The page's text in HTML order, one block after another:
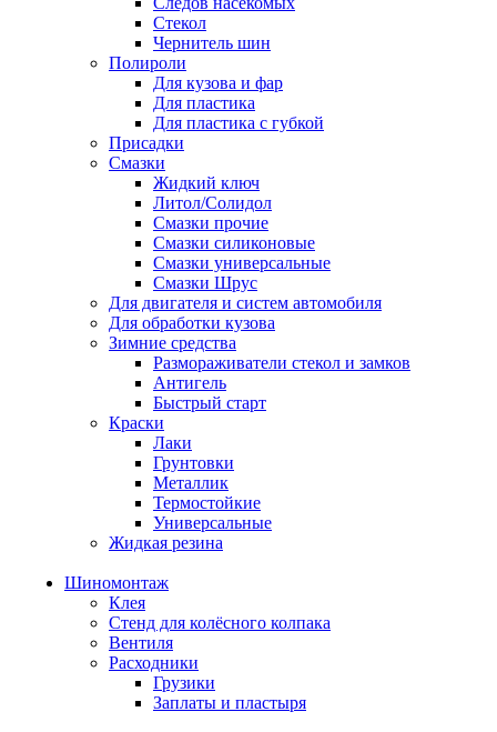
Стекол
Чернитель шин
Полироли
Для кузова и фар
Для пластика
Для пластика с губкой
Присадки
Смазки
Жидкий ключ
Литол/Солидол
Смазки прочие
Смазки силиконовые
Смазки универсальные
Смазки Шрус
Для двигателя и систем автомобиля
Для обработки кузова
Зимние средства
Размораживатели стекол и замков
Антигель
Быстрый старт
Краски
Лаки
Грунтовки
Металлик
Термостойкие
Универсальные
Жидкая резина
Шиномонтаж
Клея
Стенд для колёсного колпака
Вентиля
Расходники
Грузики
Заплаты и пластыря